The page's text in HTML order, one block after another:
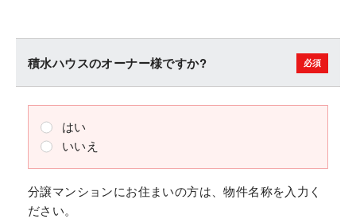
積水ハウスのオーナー様ですか?
はい
いいえ
分譲マンションにお住まいの方は、物件名称を入力く
ださい。